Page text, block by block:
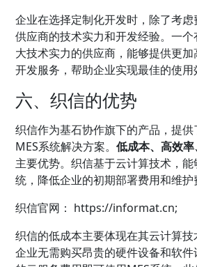
企业在选择定制化开发时，除了考
供应商的技术实力和开发经验。一
大技术实力的供应商，能够提供更
开发服务，帮助企业实现最佳的使用
六、织信的优势
织信作为基石协作旗下的产品，提
MES系统解决方案。低成本、高效
主要优势。织信基于云计算技术，
统，降低企业的初期部署费用和维护
织信官网： https://informat.cn;
织信的低成本主要体现在其云计算技
企业无需购买昂贵的硬件设备和软